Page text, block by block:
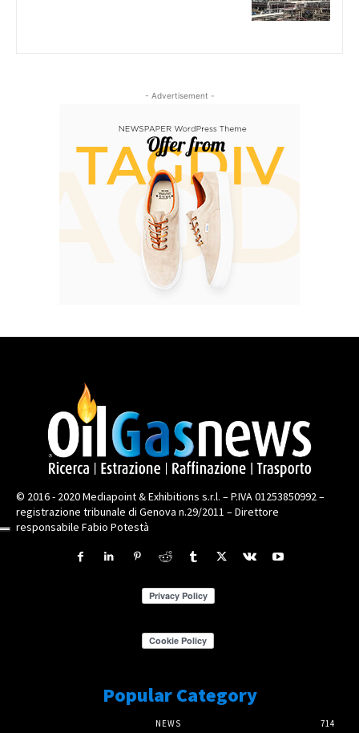
- Advertisement -
© 2016 - 2020 Mediapoint & Exhibitions s.r.l. – P.IVA 01253850992 –
registrazione tribunale di Genova n.29/2011 – Direttore
responsabile Fabio Potestà
Popular Category
NEWS 714